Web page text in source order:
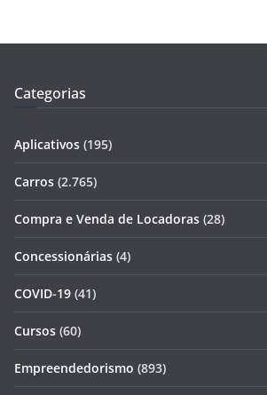
Categorias
Aplicativos (195)
Carros (2.765)
Compra e Venda de Locadoras (28)
Concessionárias (4)
COVID-19 (41)
Cursos (60)
Empreendedorismo (893)